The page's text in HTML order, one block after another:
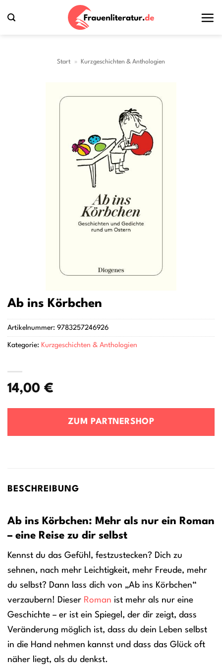
Inhalt
Start » Kurzgeschichten & Anthologien
Ab ins Körbchen
14,00 €
ZUM PARTNERSHOP
Artikelnummer: 9783257246926
Kategorie: Kurzgeschichten & Anthologien
BESCHREIBUNG
Ab ins Körbchen: Mehr als nur ein Roman
– eine Reise zu dir selbst
Kennst du das Gefühl, festzustecken? Dich zu
sehnen, nach mehr Leichtigkeit, mehr Freude, mehr
du selbst? Dann lass dich von „Ab ins Körbchen“
verzaubern! Dieser Roman ist mehr als nur eine
Geschichte – er ist ein Spiegel, der dir zeigt, dass
Veränderung möglich ist, dass du dein Leben selbst
in die Hand nehmen kannst und dass das Glück oft
näher liegt, als du denkst.